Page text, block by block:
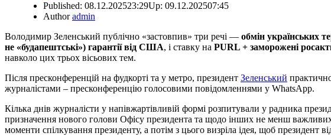
Published: 08.12.202523:29Up: 09.12.202507:45
Authoradmin
Володимир Зеленський публічно «застовпив» три речі — обмін українських
не «будапештські») гарантії від США, і ставку на PURL + заморожені
навколо цих трьох вісьових тем.
Після пресконференцій на фудкорті та у метро, президент Зеленський
журналістами – пресконференцію голосовими повідомленнями у WhatsApp.
Кілька днів журналісти у напівжартівливій формі розпитували у радника
призначення нового голови Офісу президента та щодо інших не менш
моменти спілкування президенту, а потім з цього визріла ідея, щоб президент